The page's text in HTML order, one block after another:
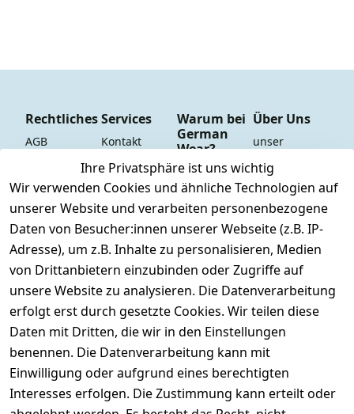
Ihre Privatsphäre ist uns wichtig
Wir verwenden Cookies und ähnliche Technologien auf
unserer Website und verarbeiten personenbezogene
Daten von Besucher:innen unserer Webseite (z.B. IP-
Adresse), um z.B. Inhalte zu personalisieren, Medien
von Drittanbietern einzubinden oder Zugriffe auf
unsere Website zu analysieren. Die Datenverarbeitung
erfolgt erst durch gesetzte Cookies. Wir teilen diese
Daten mit Dritten, die wir in den Einstellungen
benennen. Die Datenverarbeitung kann mit
Einwilligung oder aufgrund eines berechtigten
Interesses erfolgen. Die Zustimmung kann erteilt oder
Rechtliches
AGB
Impressum
Datenschutze
rklärung
Barrierefreihe
itserklärung
Widerrufsrec
ht
Vertrag
widerrufen
Services
Kontakt
Registrieren
Versand &
Versandkoste
n
Retoure &
Rücksendung
Rücksendeeti
kett drucken
(Inland)
FAQs - Häufig
gestellte
Fragen
Warum bei
German
Wear?
Dauer
Tiefpreisgara
ntie*
Express-24h-
Versand
24/7 aktueller
Warenbestan
d
+ 95% aus
eigener
Herstellung
+ 60 Jahre
Über Uns
unser
YouTube-
Kanal
unsere
Facebook-
Seite
unsere
Damen &
Herren
unsere
Gutscheine &
SALE
Whatsapp Nr.: